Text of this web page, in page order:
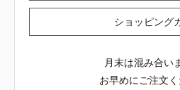
ショッピング
月末は混み合い
お早めにご注文く